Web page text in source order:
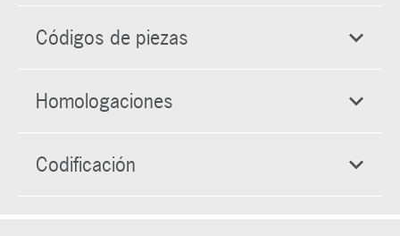
Códigos de piezas
Homologaciones
Codificación